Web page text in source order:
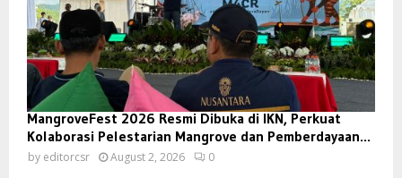
MangroveFest 2026 Resmi Dibuka di IKN, Perkuat
Kolaborasi Pelestarian Mangrove dan Pemberdayaan...
by editorcsr August 2, 2026 0